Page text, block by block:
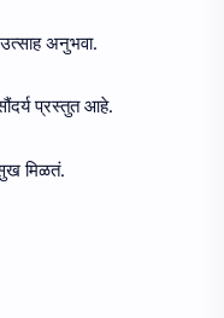
अनुभवा.
प्रस्तुत आहे.
मिळतं.